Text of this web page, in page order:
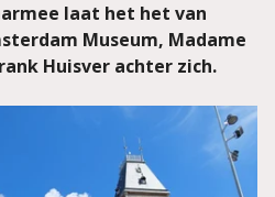
laat het het van
Museum, Madame
Huisver achter zich.